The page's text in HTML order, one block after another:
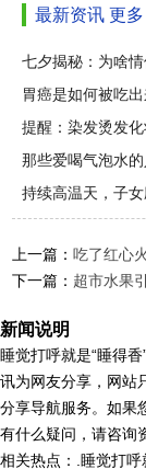
最新资讯 更
七夕揭秘：为啥情
胃癌是如何被吃
提醒：染发烫发
那些爱喝气泡水
持续高温天，子
上一篇：吃了红心
下一篇： 超市水果
新闻说明
睡觉打呼就是“睡得
讯为网友分享，网站
分享导航服务。如果
有什么疑问，请咨询
相关热点：.睡觉打呼